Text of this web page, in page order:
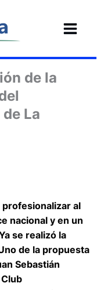
de la
La
al
nacional y en un
se realizó la
de la propuesta
Sebastián